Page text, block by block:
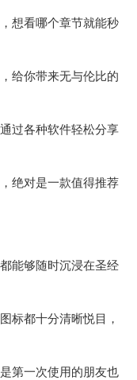
想看哪个章节就能秒
给你带来无与伦比的
过各种软件轻松分享
绝对是一款值得推荐
能够随时沉浸在圣经
标都十分清晰悦目，
第一次使用的朋友也